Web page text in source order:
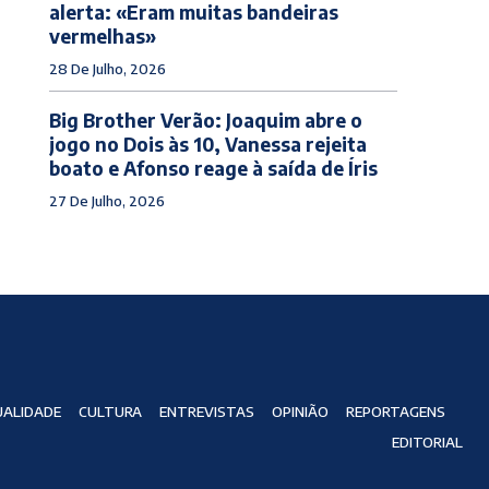
alerta: «Eram muitas bandeiras
vermelhas»
28 De Julho, 2026
Big Brother Verão: Joaquim abre o
jogo no Dois às 10, Vanessa rejeita
boato e Afonso reage à saída de Íris
27 De Julho, 2026
CULTURA ENTREVISTAS OPINIÃO
REPORTAGENS
EDITORIAL